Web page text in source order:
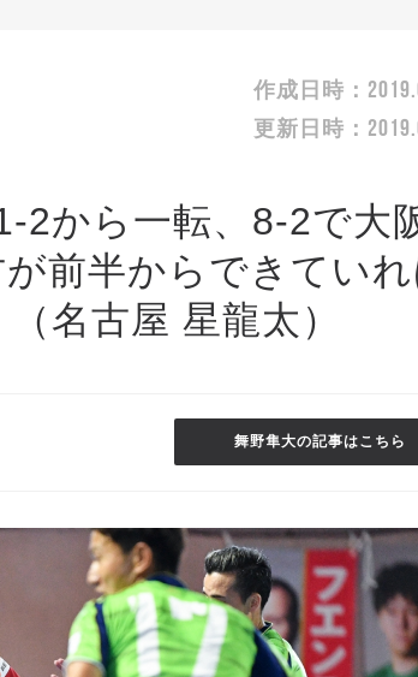
作成日時：
更新日時：
2から一転、8-2で大
前半からできてい
名古屋 星龍太）
舞野隼大の記事はこちら